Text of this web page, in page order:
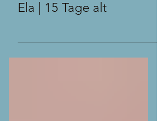
Ela | 15 Tage alt